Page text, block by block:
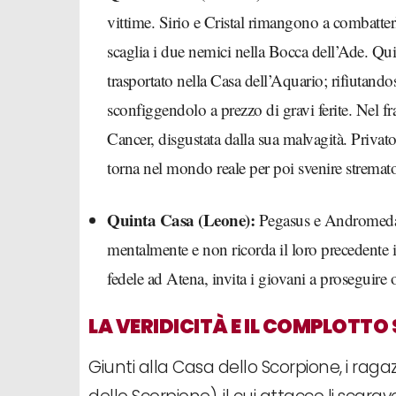
vittime. Sirio e Cristal rimangono a
scaglia i due nemici nella Bocca dell’Ade.
trasportato nella Casa dell’Aquario;
sconfiggendolo a prezzo di gravi ferite. Nel
Cancer, disgustata dalla sua malvagità.
torna nel mondo reale per poi svenire
Quinta Casa (Leone): Pegasus e
mentalmente e non ricorda il loro
fedele ad Atena, invita i giovani a
LA VERIDICITÀ E IL COMPLOTTO
Giunti alla Casa dello Scorpione, i